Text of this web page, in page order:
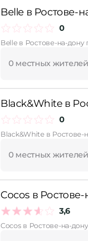
Belle в Ростове-
0
Belle в Ростове-на-
0 местных
Black&White в
0
Black&White в Ростове-
0 местных
Cocos в
3,6
Cocos в Ростове-на-